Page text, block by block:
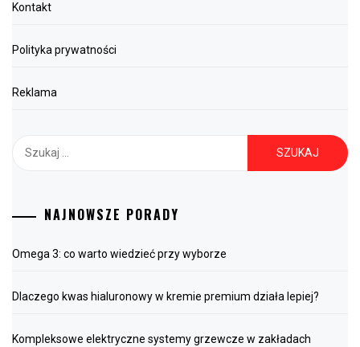
Kontakt
Polityka prywatności
Reklama
NAJNOWSZE PORADY
Omega 3: co warto wiedzieć przy wyborze
Dlaczego kwas hialuronowy w kremie premium działa lepiej?
Kompleksowe elektryczne systemy grzewcze w zakładach